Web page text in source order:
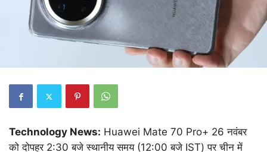
Technology News: Huawei Mate 70 Pro+ 26 नवंबर
को दोपहर 2:30 बजे स्थानीय समय (12:00 बजे IST) पर चीन में